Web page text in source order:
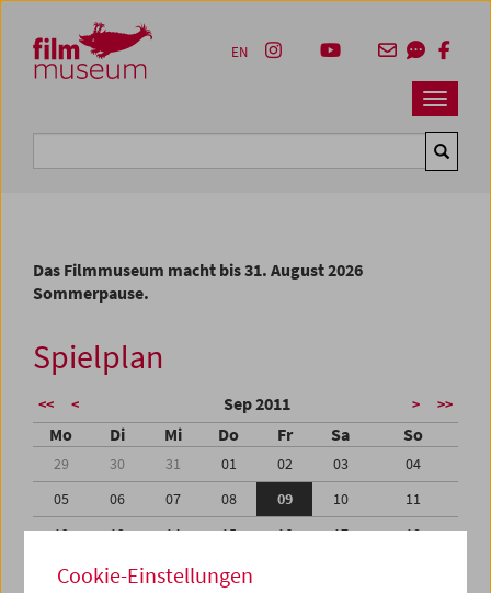
Zum Inhalt
Zum Hauptmenü
Zur Servicenavigation
Zum Suche
Navbar
EN
Das Filmmuseum macht bis 31. August 2026
Sommerpause.
Spielplan
<< < Sep 2011 > >>
Mo Di Mi Do Fr Sa So
29 30 31 01 02 03
04
05
06 07 08 09 10
11
12
13 14 15 16 17
18
19
20 21 22
Cookie-Einstellungen